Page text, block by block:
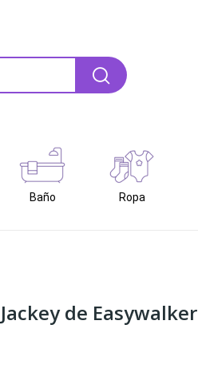
Baño Ropa
de Easywalker